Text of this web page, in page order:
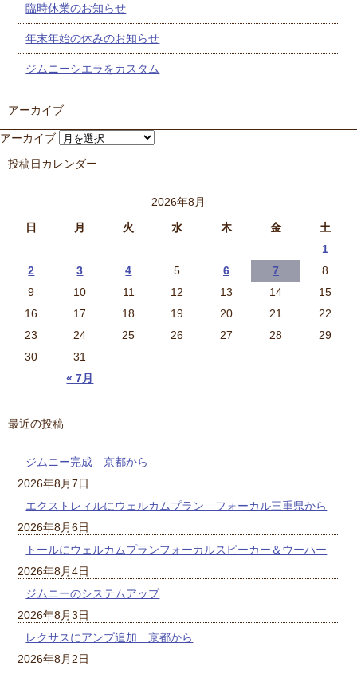
臨時休業のお知らせ
年末年始の休みのお知らせ
ジムニーシエラをカスタム
アーカイブ
アーカイブ
投稿日カレンダー
2026年8月
日
月 火 水 木 金 土
« 7月
1
2
3 4 5 6 7
8
9
10 11 12 13 14
15
16
17 18 19 20 21
22
23
24 25 26 27 28
29
30
31
最近の投稿
ジムニー完成 京都から
2026年8月7日
エクストレィルにウェルカムプラン フォーカル三重県から
2026年8月6日
トールにウェルカムプランフォーカルスピーカー＆ウーハー
2026年8月4日
ジムニーのシステムアップ
2026年8月3日
レクサスにアンプ追加 京都から
2026年8月2日